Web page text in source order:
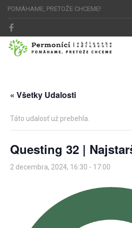
POMÁHAME, PRETOŽE CHCEME!
« Všetky Udalosti
Táto udalosť už prebehla.
Questing 32 |
2 decembra, 2024, 16:30 - 17:00